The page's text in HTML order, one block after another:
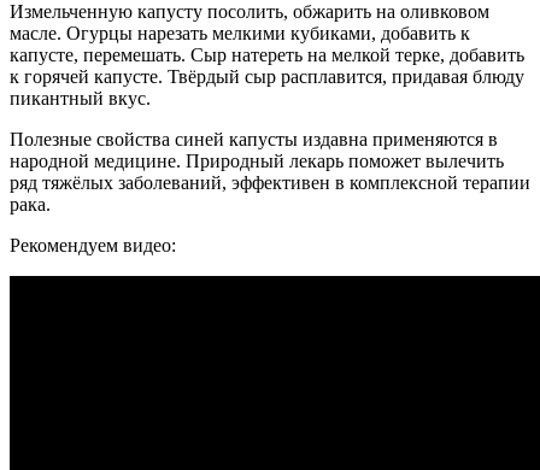
Измельченную капусту посолить, обжарить на оливковом
масле. Огурцы нарезать мелкими кубиками, добавить к
капусте, перемешать. Сыр натереть на мелкой терке, добавить
к горячей капусте. Твёрдый сыр расплавится, придавая блюду
пикантный вкус.
Полезные свойства синей капусты издавна применяются в
народной медицине. Природный лекарь поможет вылечить
ряд тяжёлых заболеваний, эффективен в комплексной терапии
рака.
Рекомендуем видео: